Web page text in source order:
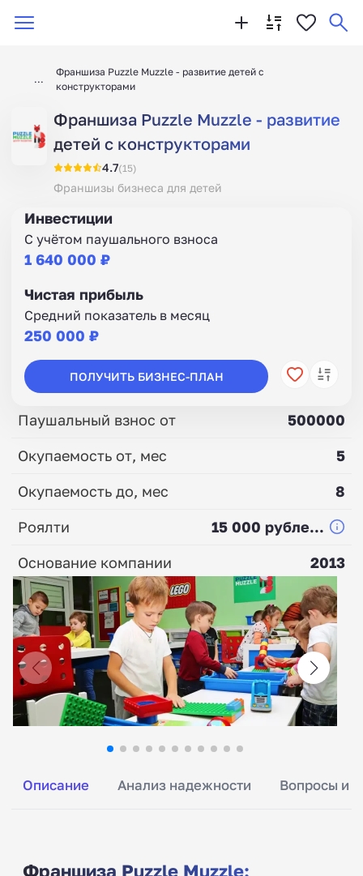
Франшиза Puzzle Muzzle - развитие детей с
конструкторами
Франшиза Puzzle Muzzle - развитие
детей с конструкторами
4.7(15)
Франшизы бизнеса для детей
Описание Анализ надежности Вопросы и
Франшиза Puzzle Muzzle:
Инвестиции
С учётом паушального взноса
1 640 000 ₽
Чистая прибыль
Средний показатель в месяц
250 000 ₽
ПОЛУЧИТЬ БИЗНЕС-ПЛАН
Паушальный взнос от
500000
Окупаемость от, мес
5
Окупаемость до, мес
8
Роялти
15 000 рубле...
Основание компании
2013